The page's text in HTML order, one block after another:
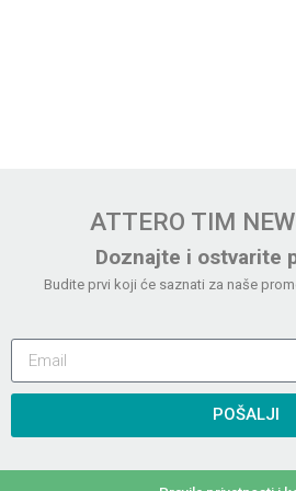
ATTERO TIM
Doznajte i ostvarite
Budite prvi koji će saznati za naše
POŠALJI